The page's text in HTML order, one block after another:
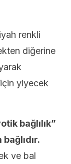
renkli
diğerine
yiyecek
bağlılık”
ve bal